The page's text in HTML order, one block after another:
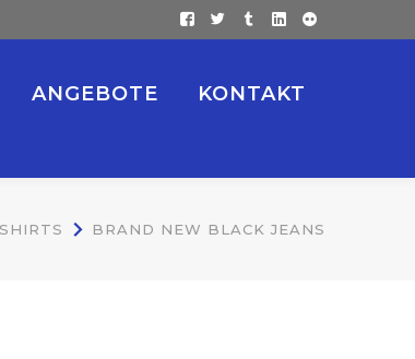
Facebook
TwitterTumblrLinkedIn
Flickr
ANGEBOTE KONTAKT
BRAND NEW BLACK JEANS